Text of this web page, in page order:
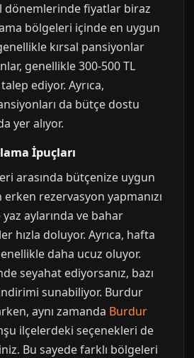
dönemlerinde fiyatlar biraz
bölgeleri içinde en uygun
kırsal pansiyonlar
genellikle 300-500 TL
ediyor. Ayrıca,
da bütçe dostu
yer alıyor.
İpuçları
arasında bütçenize uygun
rezervasyon yapmanızı
aylarında ve bahar
hızla doluyor. Ayrıca, hafta
daha ucuz oluyor.
seyahat ediyorsanız, bazı
sunabiliyor. Burdur
aynı zamanda Burdur
ilçelerdeki seçenekleri de
Bu sayede farklı bölgeleri